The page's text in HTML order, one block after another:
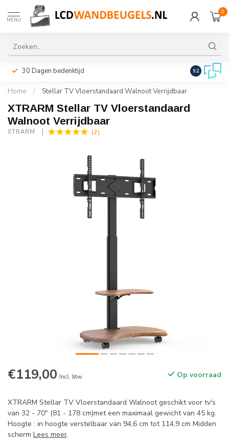
MENU
0
30 Dagen bedenktijd Snelle
9.2
Home / Stellar TV Vloerstandaard Walnoot Verrijdbaar
XTRARM Stellar TV Vloerstandaard
Walnoot Verrijdbaar
XTRARM (2)
€119,00 Incl. btw Op voorraad
XTRARM Stellar TV Vloerstandaard Walnoot geschikt voor tv's
van 32 - 70" (81 - 178 cm)met een maximaal gewicht van 45 kg.
Hoogte : in hoogte verstelbaar van 94,6 cm tot 114,9 cm Midden
scherm Lees meer.